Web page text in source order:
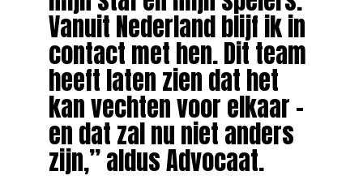
Vanuit Nederland blijf ik in
contact met hen. Dit team
heeft laten zien dat het
kan vechten voor elkaar –
en dat zal nu niet anders
zijn,” aldus Advocaat.